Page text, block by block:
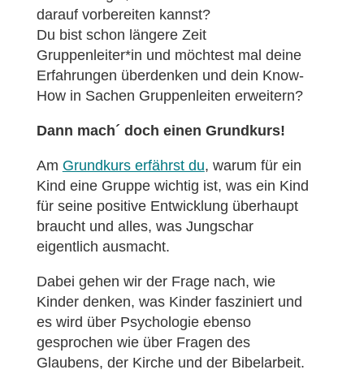
darauf vorbereiten kannst?
Du bist schon längere Zeit
Gruppenleiter*in und möchtest mal deine
Erfahrungen überdenken und dein Know-
How in Sachen Gruppenleiten erweitern?
Dann mach´ doch einen Grundkurs!
Am Grundkurs erfährst du, warum für ein
Kind eine Gruppe wichtig ist, was ein Kind
für seine positive Entwicklung überhaupt
braucht und alles, was Jungschar
eigentlich ausmacht.
Dabei gehen wir der Frage nach, wie
Kinder denken, was Kinder fasziniert und
es wird über Psychologie ebenso
gesprochen wie über Fragen des
Glaubens, der Kirche und der Bibelarbeit.